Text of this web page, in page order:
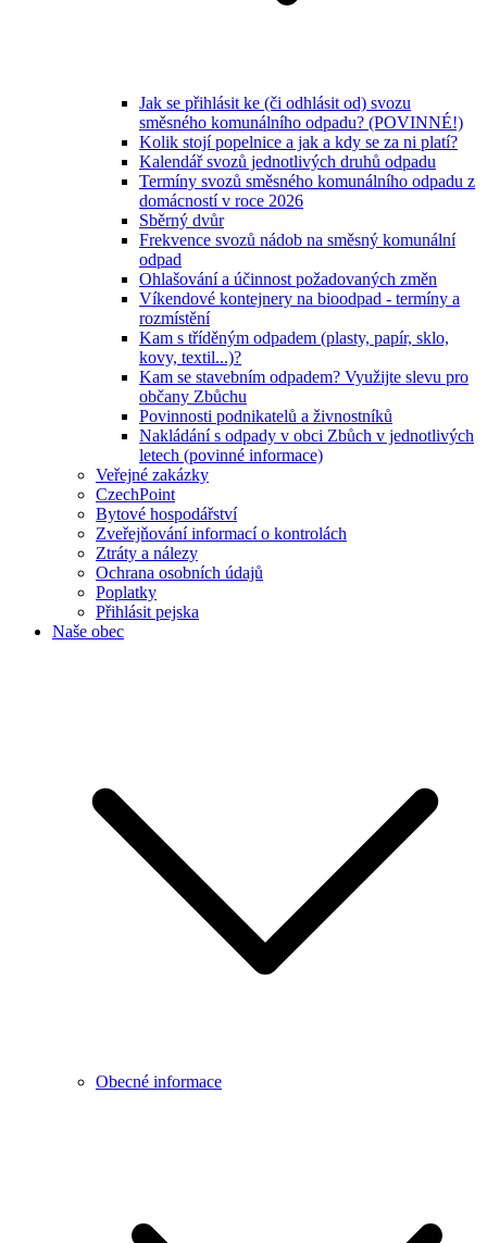
Jak se přihlásit ke (či odhlásit od) svozu
směsného komunálního odpadu? (POVINNÉ!)
Kolik stojí popelnice a jak a kdy se za ni platí?
Kalendář svozů jednotlivých druhů odpadu
Termíny svozů směsného komunálního odpadu z
domácností v roce 2026
Sběrný dvůr
Frekvence svozů nádob na směsný komunální
odpad
Ohlašování a účinnost požadovaných změn
Víkendové kontejnery na bioodpad - termíny a
rozmístění
Kam s tříděným odpadem (plasty, papír, sklo,
kovy, textil...)?
Kam se stavebním odpadem? Využijte slevu pro
občany Zbůchu
Povinnosti podnikatelů a živnostníků
Nakládání s odpady v obci Zbůch v jednotlivých
letech (povinné informace)
Veřejné zakázky
CzechPoint
Bytové hospodářství
Zveřejňování informací o kontrolách
Ztráty a nálezy
Ochrana osobních údajů
Poplatky
Přihlásit pejska
Naše obec
Obecné informace